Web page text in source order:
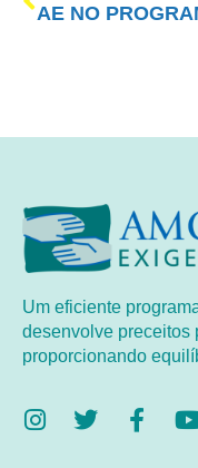
Um eficiente
desenvolve preceitos
proporcionando